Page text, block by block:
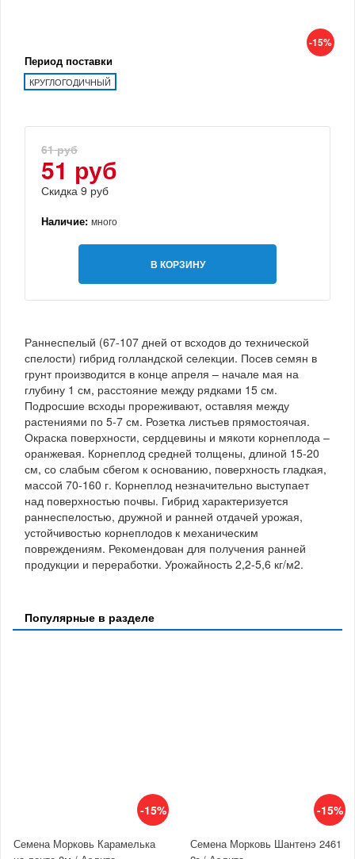
-15%
Период поставки
КРУГЛОГОДИЧНЫЙ
61 руб
51 руб
Скидка 9 руб
Наличие: много
В КОРЗИНУ
Раннеспелый (67-107 дней от всходов до технической
спелости) гибрид голландской селекции. Посев семян в
грунт производится в конце апреля – начале мая на
глубину 1 см, расстояние между рядками 15 см.
Подросшие всходы прореживают, оставляя между
растениями по 5-7 см. Розетка листьев прямостоячая.
Окраска поверхности, сердцевины и мякоти корнеплода –
оранжевая. Корнеплод средней толщены, длиной 15-20
см, со слабым сбегом к основанию, поверхность гладкая,
массой 70-160 г. Корнеплод незначительно выступает
над поверхностью почвы. Гибрид характеризуется
раннеспелостью, дружной и ранней отдачей урожая,
устойчивостью корнеплодов к механическим
повреждениям. Рекомендован для получения ранней
продукции и переработки. Урожайность 2,2-5,6 кг/м2.
Популярные в разделе
-15%
Семена Морковь Карамелька
-15%
Семена Морковь Шантенэ 2461